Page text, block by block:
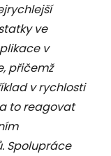
ve
v
přičemž
v rychlosti
to reagovat
Spolupráce